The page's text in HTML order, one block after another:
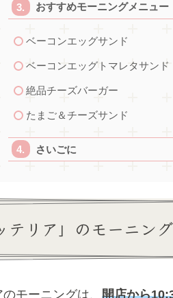
おすすめモーニングメニュー
ベーコンエッグサンド
ベーコンエッグトマレタサンド
絶品チーズバーガー
たまご＆チーズサンド
さいごに
テリア」のモーニン
モーニングは、 開店から